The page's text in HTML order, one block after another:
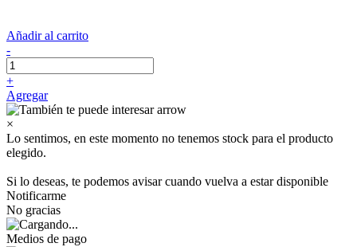
Añadir al carrito
-
+
Agregar
×
Lo sentimos, en este momento no tenemos stock para el producto
elegido.
Si lo deseas, te podemos avisar cuando vuelva a estar disponible
Notificarme
No gracias
Medios de pago